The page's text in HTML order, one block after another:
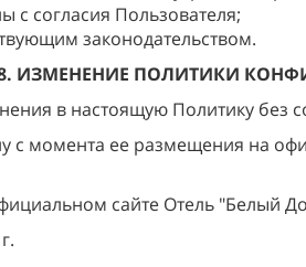
согласия Пользователя;
законодательством.
ИЗМЕНЕНИЕ ПОЛИТИКИ
в настоящую Политику без
с момента ее размещения на
сайте Отель "Белый